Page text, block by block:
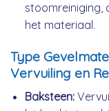
stoomreiniging,
het materiaal.
Type
Vervuiling en
Baksteen: